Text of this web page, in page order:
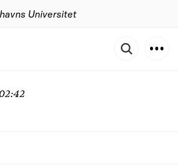
Universitet